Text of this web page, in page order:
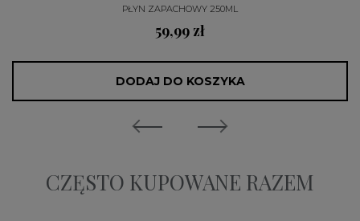
PŁYN ZAPACHOWY 250ML
59,99 zł
DODAJ DO KOSZYKA
CZĘSTO KUPOWANE RAZEM